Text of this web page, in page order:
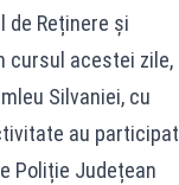
de Reținere și
cursul acestei zile,
Silvaniei, cu
au participat
Poliție Județean